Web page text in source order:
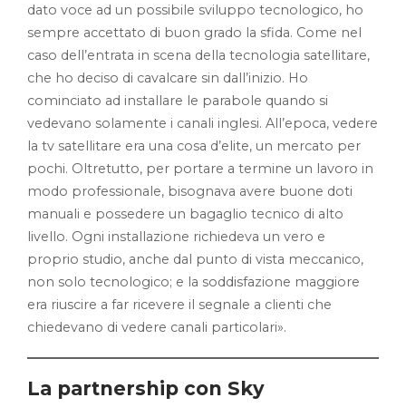
dato voce ad un possibile sviluppo tecnologico, ho
sempre accettato di buon grado la sfida. Come nel
caso dell’entrata in scena della tecnologia satellitare,
che ho deciso di cavalcare sin dall’inizio. Ho
cominciato ad installare le parabole quando si
vedevano solamente i canali inglesi. All’epoca, vedere
la tv satellitare era una cosa d’elite, un mercato per
pochi. Oltretutto, per portare a termine un lavoro in
modo professionale, bisognava avere buone doti
manuali e possedere un bagaglio tecnico di alto
livello. Ogni installazione richiedeva un vero e
proprio studio, anche dal punto di vista meccanico,
non solo tecnologico; e la soddisfazione maggiore
era riuscire a far ricevere il segnale a clienti che
chiedevano di vedere canali particolari».
La partnership con Sky